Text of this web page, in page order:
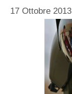
17 Ottobre 2013